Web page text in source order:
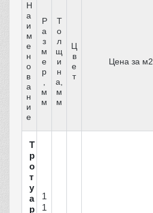
Н
а
и
м
е
н
о
в
а
н
и
е
Р
а
з
м
е
р
м
м
Т
о
л
щ
и
н
а,
м
м
Ц
в
е
т
Цена за м2
Т
р
о
т
у
а
р
1
1